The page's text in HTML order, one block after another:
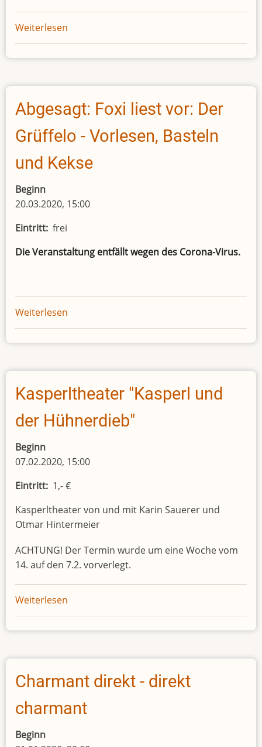
Weiterlesen
Abgesagt:
Büchereicafé
Abgesagt: Foxi liest vor: Der
Grüffelo - Vorlesen, Basteln
und Kekse
Beginn
20.03.2020, 15:00
Eintritt frei
Die Veranstaltung entfällt wegen des Corona-Virus.
Weiterlesen
Abgesagt:
Foxi
vor:
Der
Grüffelo
-
Vorlesen,
und
Kasperltheater "Kasperl und
der Hühnerdieb"
Beginn
07.02.2020, 15:00
Eintritt 1,- €
Kasperltheater von und mit Karin Sauerer und
Otmar Hintermeier
ACHTUNG! Der Termin wurde um eine Woche vom
14. auf den 7.2. vorverlegt.
Weiterlesen
Kasperltheater
"Kasperl
der
Hühnerdieb"
Charmant direkt - direkt
charmant
Beginn